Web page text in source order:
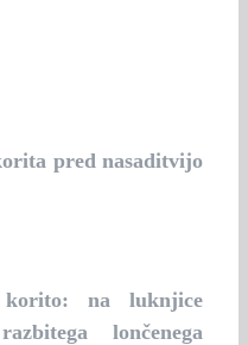
pred nasaditvijo
korito: na luknjice
lončenega